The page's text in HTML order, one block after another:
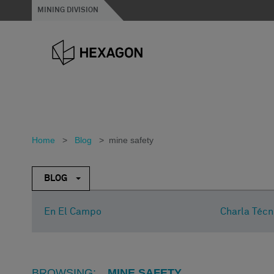
MINING DIVISION
Home > Blog > mine safety
BLOG
En El Campo Charla